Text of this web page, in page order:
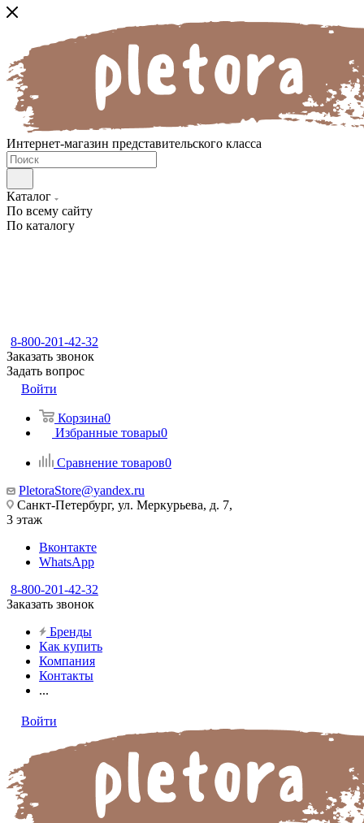
Интернет-магазин представительского класса
Каталог
По всему сайту
По каталогу
8-800-201-42-32
Заказать звонок
Задать вопрос
Войти
Корзина0
Избранные товары0
Сравнение товаров0
PletoraStore@yandex.ru
Санкт-Петербург, ул. Меркурьева, д. 7,
3 этаж
Вконтакте
WhatsApp
8-800-201-42-32
Заказать звонок
Бренды
Как купить
Компания
Контакты
...
Войти